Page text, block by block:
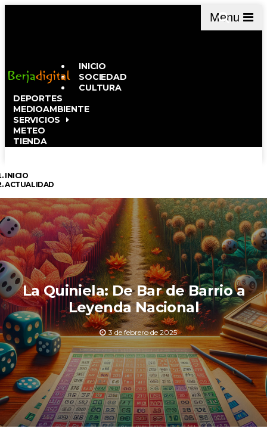
Menu
INICIO
SOCIEDAD
CULTURA
DEPORTES
MEDIOAMBIENTE
SERVICIOS
METEO
TIENDA
INICIO
ACTUALIDAD
La Quiniela: De Bar de Barrio a
Leyenda Nacional
3 de febrero de 2025